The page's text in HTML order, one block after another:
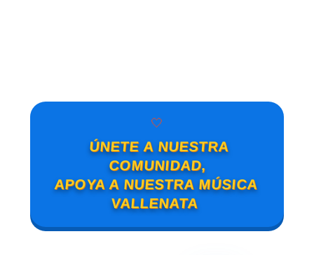
🤍
ÚNETE A NUESTRA
COMUNIDAD,
APOYA A NUESTRA MÚSICA
VALLENATA